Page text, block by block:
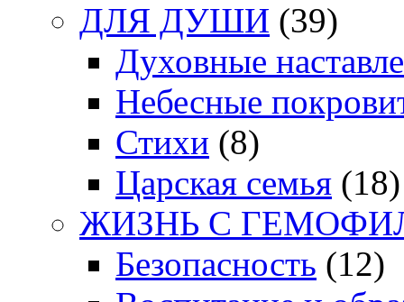
ДЛЯ ДУШИ (39)
Духовные
Небесные
Стихи (8)
Царская семья (18)
ЖИЗНЬ С
Безопасность (12)